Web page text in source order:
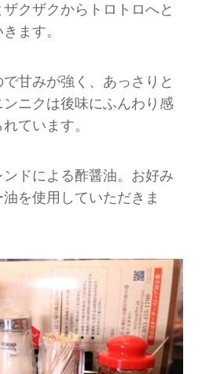
クザクからトロトロへと
ます。
甘みが強く、あっさりと
ニクは後味にふんわり感
ています。
ドによる酢醤油。お好み
を使用していただきま